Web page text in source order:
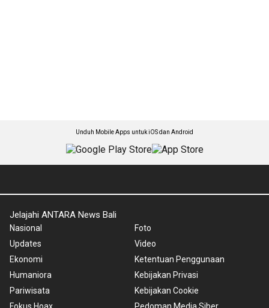
Unduh Mobile Apps untuk iOS dan Android
Jelajahi ANTARA News Bali
Nasional
Updates
Ekonomi
Humaniora
Pariwisata
Foto
Video
Ketentuan Penggunaan
Kebijakan Privasi
Kebijakan Cookie